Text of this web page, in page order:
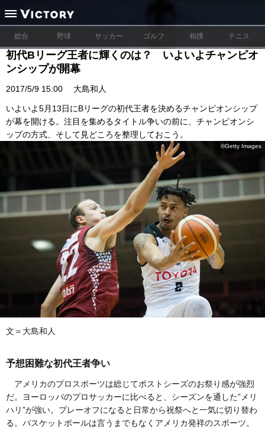
総合 野球 サッカー ゴルフ 相撲 テニス
初代Bリーグ王者に輝くのは？ いよいよチャンピオ
ンシップが開幕
2017/5/9 15:00 大島和人
いよいよ5月13日にBリーグの初代王者を決めるチャンピオンシップ
が幕を開ける。注目を集めるタイトル争いの前に、チャンピオンシ
ップの方式、そして見どころを整理しておこう。
©Getty Images
文＝大島和人
予想困難な初代王者争い
アメリカのプロスポーツは総じてポストシーズのお祭り感が強烈
だ。ヨーロッパのプロサッカーに比べると、シーズンを通した”メリ
ハリ”が強い。プレーオフになると日常から祝祭へと一気に切り替わ
る。バスケットボールは言うまでもなくアメリカ発祥のスポーツ。